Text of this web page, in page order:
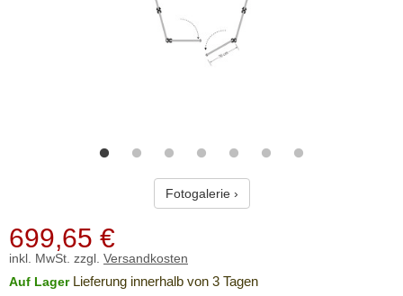
Fotogalerie ›
699,65 €
inkl. MwSt. zzgl. Versandkosten
Auf LagerLieferung innerhalb von 3 Tagen